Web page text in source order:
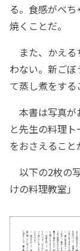
る。食感がべ
焼くことだ。
また、かえる
わない。新ご
て蒸し煮をする
本書は写真が
と先生の料理
をおさえること
以下の2枚の
けの料理教室」